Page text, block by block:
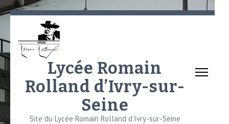
Aller
contenu
(Pressez
Lycée Romain
Rolland d’Ivry-sur-
Seine
Site du Lycée Romain Rolland d’Ivry-sur-Seine